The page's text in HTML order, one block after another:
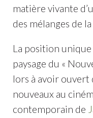
matière vivante
des mélanges de
La position
paysage du «
lors à avoir
nouveaux au
contemporain de